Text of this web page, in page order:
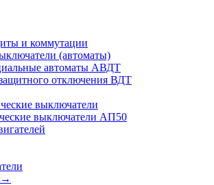
и коммутации
(автоматы)
автоматы АВДТ
отключения ВДТ
выключатели
выключатели АП50
→